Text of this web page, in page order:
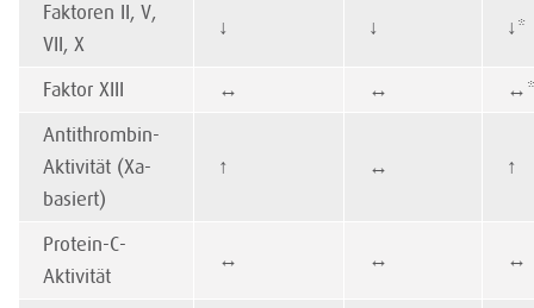
Faktoren II, V,
VII, X
↓ ↓ ↓*
Faktor XIII ↔ ↔
↔*
Antithrombin-
Aktivität (Xa-
basiert)
↑ ↔ ↑
Protein-C-
Aktivität
↔ ↔ ↔